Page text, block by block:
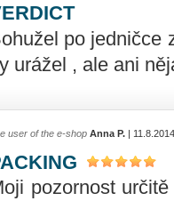
po jedničce
urážel , ale ani
user of the e-shop Anna P. |
pozornost